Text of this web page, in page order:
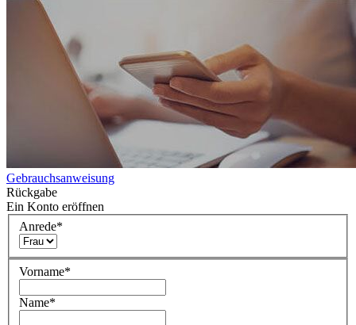
Gebrauchsanweisung
Rückgabe
Ein Konto eröffnen
Anrede*
Vorname*
Name*